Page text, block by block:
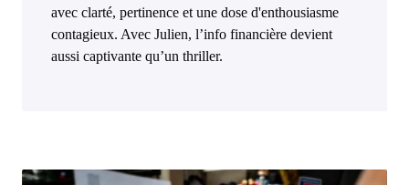
avec clarté, pertinence et une dose d'enthousiasme
contagieux. Avec Julien, l’info financière devient
aussi captivante qu’un thriller.